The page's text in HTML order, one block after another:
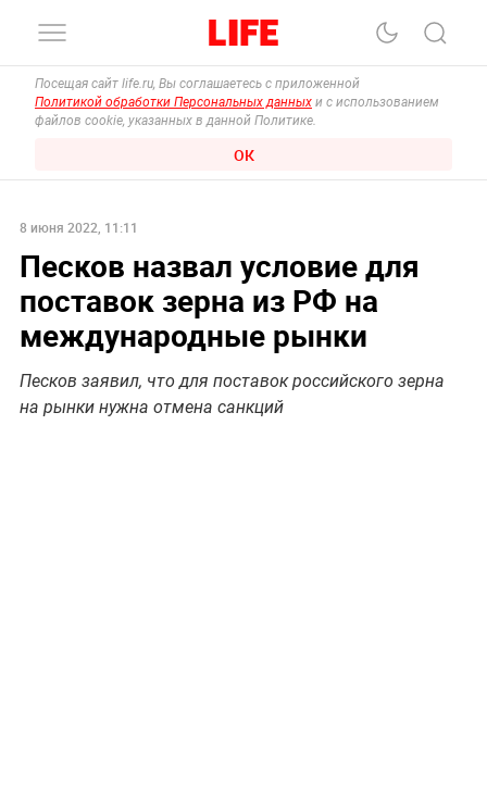
Посещая сайт life.ru, Вы соглашаетесь с приложенной
Политикой обработки Персональных данных и с использованием
файлов cookie, указанных в данной Политике.
ОК
8 июня 2022, 11:11
Песков назвал условие для
поставок зерна из РФ на
международные рынки
Песков заявил, что для поставок российского зерна
на рынки нужна отмена санкций